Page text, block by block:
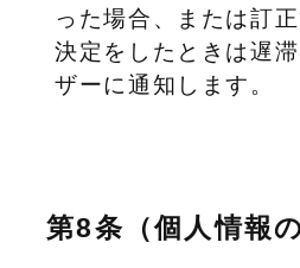
った場合、または訂
決定をしたときは遅
ザーに通知します。
第8条（個人情報